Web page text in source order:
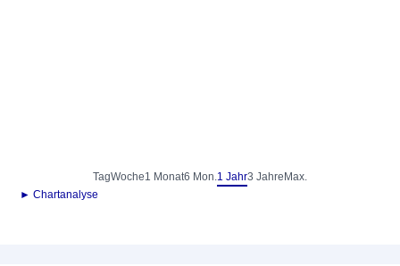
TagWoche1 Monat6 Mon.1 Jahr3 Jahre Max.
► Chartanalyse